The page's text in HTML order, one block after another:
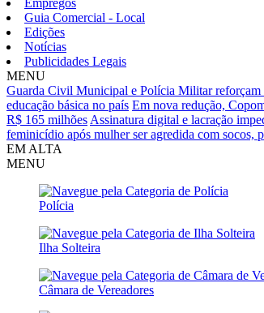
Empregos
Guia Comercial - Local
Edições
Notícias
Publicidades Legais
MENU
Guarda Civil Municipal e Polícia Militar reforçam
educação básica no país Em nova redução,
R$ 165 milhões Assinatura digital e lacração
feminicídio após mulher ser agredida com socos,
EM ALTA
MENU
Polícia
Ilha Solteira
Câmara de Vereadores